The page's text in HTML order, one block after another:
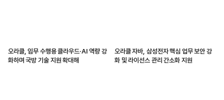
오라클, 임무 수행용 클라우드·AI 역량 강
화하며 국방 기술 지원 확대해
오라클 자바, 삼성전자 핵심 업무 보안 강
화 및 라이선스 관리 간소화 지원